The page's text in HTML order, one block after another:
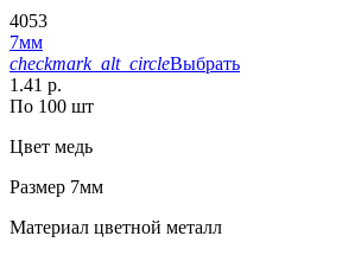
4053
7мм
checkmark_alt_circleВыбрать
1.41 р.
По 100 шт
Цвет медь
Размер 7мм
Материал цветной металл